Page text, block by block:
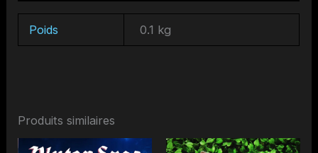
Poids 0.1 kg
Produits similaires